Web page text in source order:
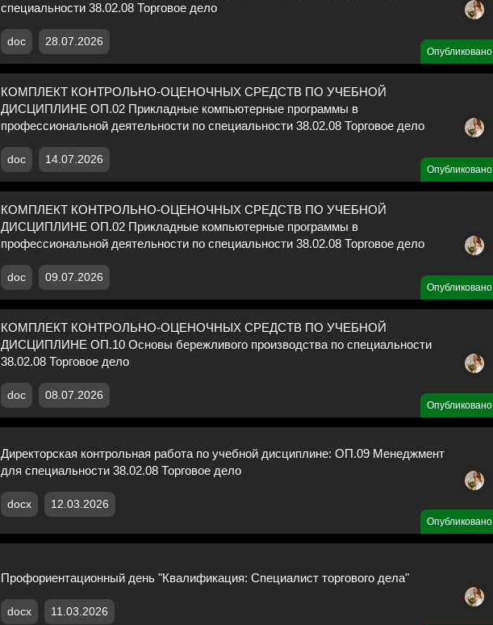
Опубликовано
специальности 38.02.08 Торговое дело
doc 28.07.2026
Опубликовано
КОМПЛЕКТ КОНТРОЛЬНО-ОЦЕНОЧНЫХ СРЕДСТВ ПО УЧЕБНОЙ
ДИСЦИПЛИНЕ ОП.02 Прикладные компьютерные программы в
профессиональной деятельности по специальности 38.02.08 Торговое дело
doc 14.07.2026
Опубликовано
КОМПЛЕКТ КОНТРОЛЬНО-ОЦЕНОЧНЫХ СРЕДСТВ ПО УЧЕБНОЙ
ДИСЦИПЛИНЕ ОП.02 Прикладные компьютерные программы в
профессиональной деятельности по специальности 38.02.08 Торговое дело
doc 09.07.2026
Опубликовано
КОМПЛЕКТ КОНТРОЛЬНО-ОЦЕНОЧНЫХ СРЕДСТВ ПО УЧЕБНОЙ
ДИСЦИПЛИНЕ ОП.10 Основы бережливого производства по специальности
38.02.08 Торговое дело
doc 08.07.2026
Опубликовано
Директорская контрольная работа по учебной дисциплине: ОП.09 Менеджмент
для специальности 38.02.08 Торговое дело
docx 12.03.2026
Профориентационный день "Квалификация: Специалист торгового дела"
docx 11.03.2026